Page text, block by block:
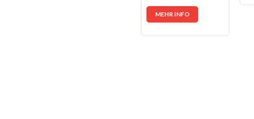
MEHR INFO